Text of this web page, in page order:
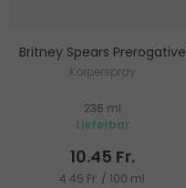
Britney Spears Prerogative
Körperspray
236 ml
Lieferbar
10.45 Fr.
4.45 Fr. / 100 ml